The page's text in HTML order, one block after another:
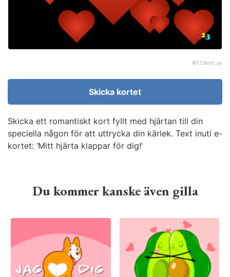
©123kort.se
Skicka kortet
Skicka ett romantiskt kort fyllt med hjärtan till din
speciella någon för att uttrycka din kärlek. Text inuti e-
kortet: ‘Mitt hjärta klappar för dig!’
Du kommer kanske även gilla